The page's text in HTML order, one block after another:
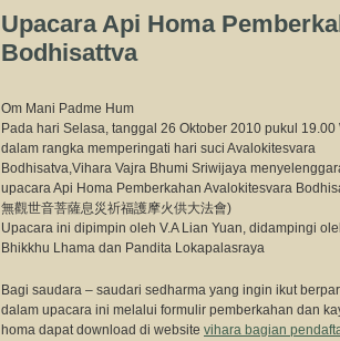
Upacara Api Homa
Bodhisattva
Om Mani Padme Hum
Pada hari Selasa, tanggal 26 Oktober 2010 pukul 19.00
dalam rangka memperingati hari suci Avalokitesvara
Bodhisatva,Vihara Vajra Bhumi Sriwijaya
upacara Api Homa Pemberkahan Avalokitesvara
無觀世音菩薩息災祈福護摩火供大法會)
Upacara ini dipimpin oleh V.A Lian Yuan, didampingi
Bhikkhu Lhama dan Pandita Lokapalasraya
Bagi saudara – saudari sedharma yang ingin ikut
dalam upacara ini melalui formulir pemberkahan dan
homa dapat download di website vihara bagian